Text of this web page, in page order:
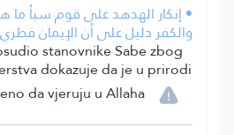
• إنكار الهدهد على قوم سبأ
والكفر دليل على أن الإيمان فطري
stanovnike Sabe zbog
dokazuje da je u prirodi
da vjeruju u Allaha